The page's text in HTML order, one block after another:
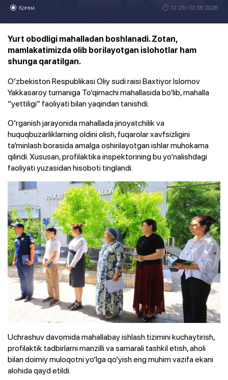
Қоғам 12:29 / 02.06.2026
Yurt obodligi mahalladan boshlanadi. Zotan,
mamlakatimizda olib borilayotgan islohotlar ham
shunga qaratilgan.
O‘zbekiston Respublikasi Oliy sudi raisi Baxtiyor Islomov
Yakkasaroy tumaniga To‘qimachi mahallasida bo‘lib, mahalla
“yettiligi” faoliyati bilan yaqindan tanishdi.
O‘rganish jarayonida mahallada jinoyatchilik va
huquqbuzarliklarning oldini olish, fuqarolar xavfsizligini
ta’minlash borasida amalga oshirilayotgan ishlar muhokama
qilindi. Xususan, profilaktika inspektorining bu yo‘nalishdagi
faoliyati yuzasidan hisoboti tinglandi.
Uchrashuv davomida mahallabay ishlash tizimini kuchaytirish,
profilaktik tadbirlarni manzilli va samarali tashkil etish, aholi
bilan doimiy muloqotni yo‘lga qo‘yish eng muhim vazifa ekani
alohida qayd etildi.